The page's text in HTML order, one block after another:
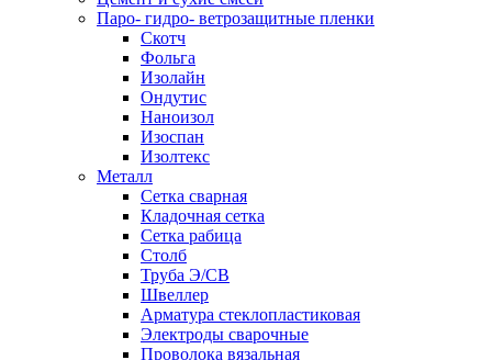
Паро- гидро- ветрозащитные пленки
Скотч
Фольга
Изолайн
Ондутис
Наноизол
Изоспан
Изолтекс
Металл
Сетка сварная
Кладочная сетка
Сетка рабица
Столб
Труба Э/СВ
Швеллер
Арматура стеклопластиковая
Электроды сварочные
Проволока вязальная